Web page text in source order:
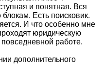
и понятная. Вся
Есть поисковик.
И что особенно мне
юридическую
работе.
дополнительного